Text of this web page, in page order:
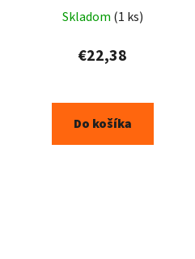
Skladom (1 ks)
€22,38
Do košíka